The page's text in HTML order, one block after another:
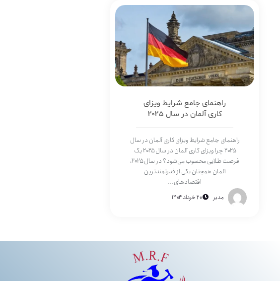
راهنمای جامع شرایط ویزای
کاری آلمان در سال ۲۰۲۵
راهنمای جامع شرایط ویزای کاری آلمان در سال
۲۰۲۵ چرا ویزای کاری آلمان در سال ۲۰۲۵ یک
فرصت طلایی محسوب می‌شود؟ در سال ۲۰۲۵،
آلمان همچنان یکی از قدرتمندترین
اقتصادهای...
مدیر ۲۰ خرداد ۱۴۰۴